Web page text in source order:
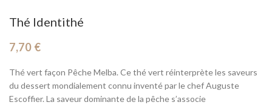
Thé Identithé
7,70 €
Thé vert façon Pêche Melba. Ce thé vert réinterprète les saveurs
du dessert mondialement connu inventé par le chef Auguste
Escoffier. La saveur dominante de la pêche s’associe